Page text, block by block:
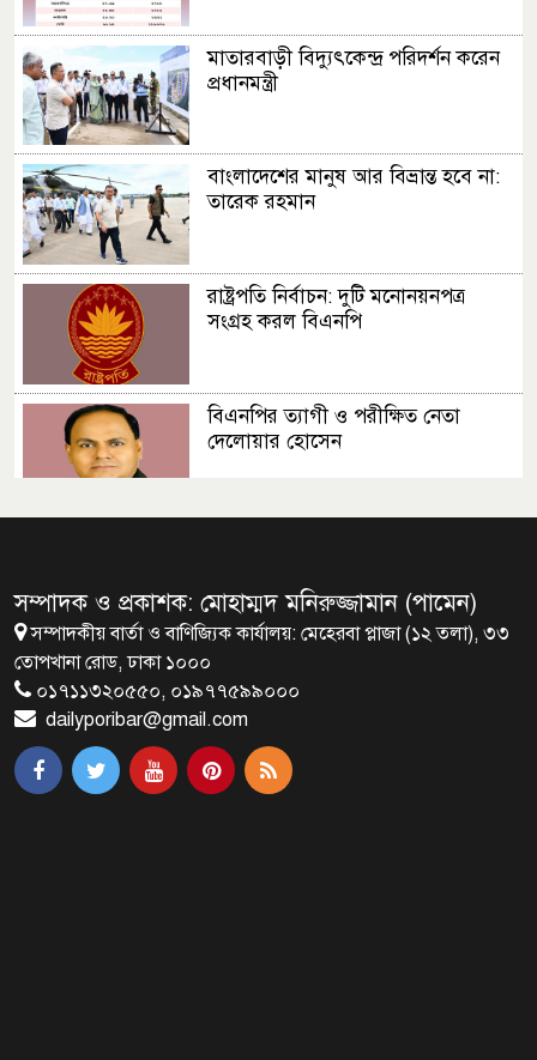
মাতারবাড়ী বিদ্যুৎকেন্দ্র পরিদর্শন করেন
প্রধানমন্ত্রী
বাংলাদেশের মানুষ আর বিভ্রান্ত হবে না:
তারেক রহমান
রাষ্ট্রপতি নির্বাচন: দুটি মনোনয়নপত্র
সংগ্রহ করল বিএনপি
বিএনপির ত্যাগী ও পরীক্ষিত নেতা
দেলোয়ার হোসেন
মির্জা ফখরুলই হচ্ছেন বঙ্গভবনের নতুন
বাসিন্দা!
সেপ্টেম্বরে যুক্তরাষ্ট্র যাচ্ছেন প্রধানমন্ত্রী
তারেক রহমান
সম্পাদক ও প্রকাশক: মোহাম্মদ মনিরুজ্জামান (পামেন)
সম্পাদকীয় বার্তা ও বাণিজ্যিক কার্যালয়: মেহেরবা প্লাজা (১২ তলা), ৩৩
তোপখানা রোড, ঢাকা ১০০০
০১৭১১৩২০৫৫০, ০১৯৭৭৫৯৯০০০
dailyporibar@gmail.com